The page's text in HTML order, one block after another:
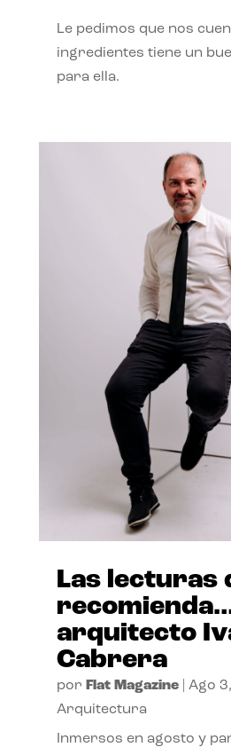
Le pedimos que nos
ingredientes tiene un
para ella.
Las lecturas
arquitecto
Cabrera
por Flat Magazine| Ago
Arquitectura
Inmersos en agosto y